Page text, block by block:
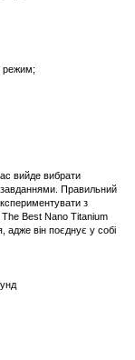
режим;
вийде вибрати
Правильний
з
Best Nano Titanium
адже він поєднує у собі